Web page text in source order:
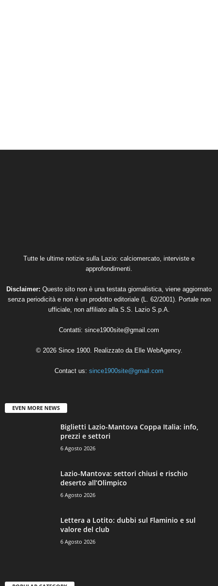
Tutte le ultime notizie sulla Lazio: calciomercato, interviste e
approfondimenti.
Disclaimer: Questo sito non è una testata giornalistica, viene aggiornato
senza periodicità e non è un prodotto editoriale (L. 62/2001). Portale non
ufficiale, non affiliato alla S.S. Lazio S.p.A.
Contatti: since1900site@gmail.com
© 2026 Since 1900. Realizzato da Elle WebAgency.
Contact us: since1900site@gmail.com
EVEN MORE NEWS
Biglietti Lazio-Mantova Coppa Italia: info,
prezzi e settori
6 Agosto 2026
Lazio-Mantova: settori chiusi e rischio
deserto all’Olimpico
6 Agosto 2026
Lettera a Lotito: dubbi sul Flaminio e sul
valore del club
6 Agosto 2026